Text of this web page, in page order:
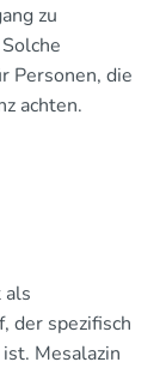
zu
Personen, die
achten.
als
der spezifisch
Mesalazin